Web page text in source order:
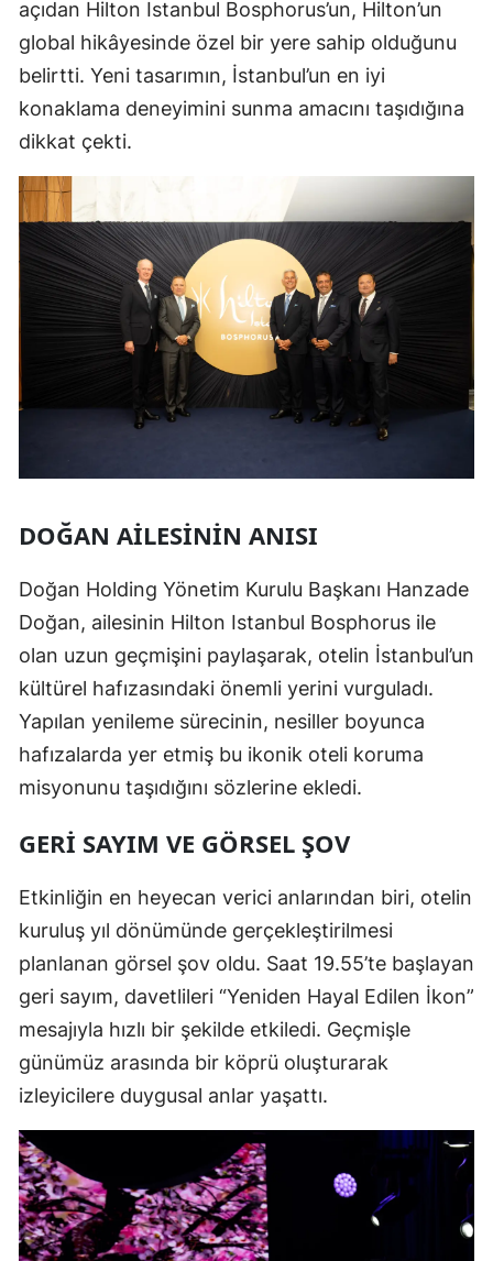
açıdan Hilton Istanbul Bosphorus’un, Hilton’un
global hikâyesinde özel bir yere sahip olduğunu
belirtti. Yeni tasarımın, İstanbul’un en iyi
konaklama deneyimini sunma amacını taşıdığına
dikkat çekti.
DOĞAN AILESININ ANISI
Doğan Holding Yönetim Kurulu Başkanı Hanzade
Doğan, ailesinin Hilton Istanbul Bosphorus ile
olan uzun geçmişini paylaşarak, otelin İstanbul’un
kültürel hafızasındaki önemli yerini vurguladı.
Yapılan yenileme sürecinin, nesiller boyunca
hafızalarda yer etmiş bu ikonik oteli koruma
misyonunu taşıdığını sözlerine ekledi.
GERI SAYIM VE GÖRSEL ŞOV
Etkinliğin en heyecan verici anlarından biri, otelin
kuruluş yıl dönümünde gerçekleştirilmesi
planlanan görsel şov oldu. Saat 19.55’te başlayan
geri sayım, davetlileri “Yeniden Hayal Edilen İkon”
mesajıyla hızlı bir şekilde etkiledi. Geçmişle
günümüz arasında bir köprü oluşturarak
izleyicilere duygusal anlar yaşattı.